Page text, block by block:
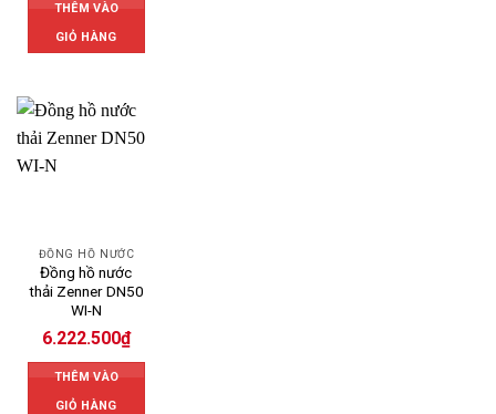
THÊM VÀO
GIỎ HÀNG
ĐỒNG HỒ NƯỚC
Đồng hồ nước
thải Zenner DN50
WI-N
6.222.500₫
THÊM VÀO
GIỎ HÀNG